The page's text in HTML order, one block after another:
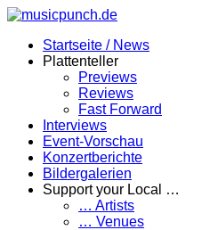
Zum
springenStartseite / News
Plattenteller
Previews
Reviews
Fast Forward
Interviews
Event-Vorschau
Konzertberichte
Bildergalerien
Support your Local …
… Artists
… Venues